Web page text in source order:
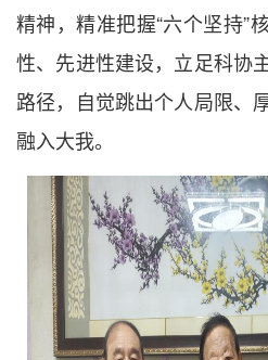
精神，精准把握“六个坚持”
性、先进性建设，立足科协
路径，自觉跳出个人局限、
融入大我。